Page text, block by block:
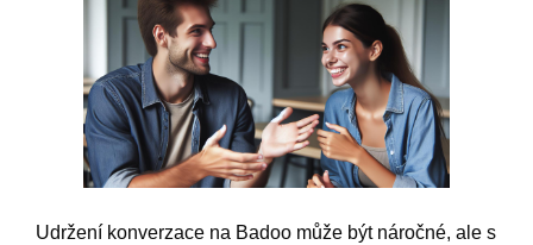
Udržení konverzace na Badoo může být náročné, ale s